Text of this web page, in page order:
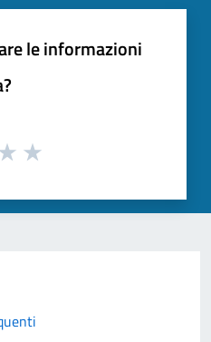
le informazioni